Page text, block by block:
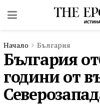
Начало България
България
години от